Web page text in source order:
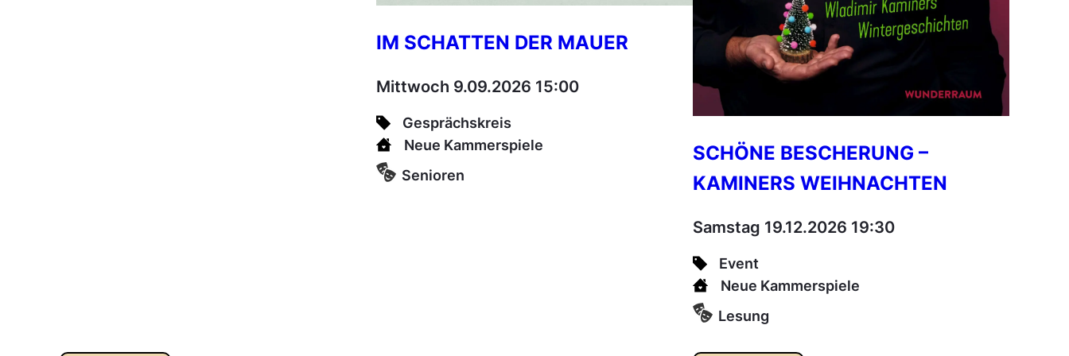
IM SCHATTEN DER MAUER
Mittwoch 9.09.2026 15:00
Gesprächskreis
Neue Kammerspiele
Senioren
SCHÖNE BESCHERUNG –
KAMINERS WEIHNACHTEN
Samstag 19.12.2026 19:30
Event
Neue Kammerspiele
Lesung